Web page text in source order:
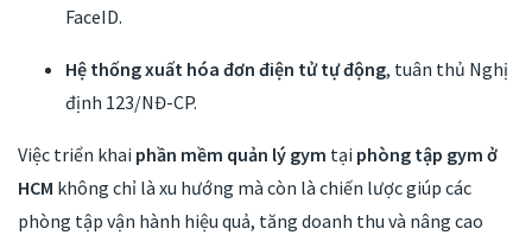
FaceID.
Hệ thống xuất hóa đơn điện tử tự động, tuân thủ Nghị
định 123/NĐ-CP.
Việc triển khai phần mềm quản lý gym tại phòng tập gym ở
HCM không chỉ là xu hướng mà còn là chiến lược giúp các
phòng tập vận hành hiệu quả, tăng doanh thu và nâng cao